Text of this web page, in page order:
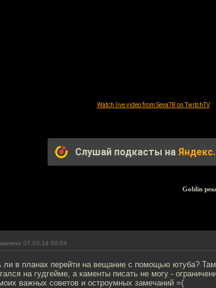
Watch live video from Seva78 on TwitchTV
Слушай подкасты на
Goblin
07.03.14 00:04
ли в планах перейти на вещание с помощью ютуба?
на гудгейме, а каменты писать не могу -
важных советов и остроумных замечаний =(